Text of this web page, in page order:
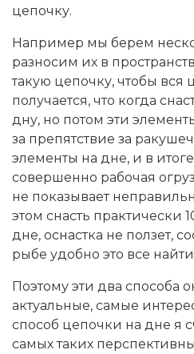
цепочку.
Например мы берем
разносим их в
такую цепочку, чтобы вся
получается, что когда
дну, но потом эти
за препятствие за
элементы на дне, и в
совершенно рабочая
не показывает
этом снасть практически
дне, оснастка не ползет,
рыбе удобно это все
Поэтому эти два способа
актуальные, самые
способ цепочки на дне я
самых таких